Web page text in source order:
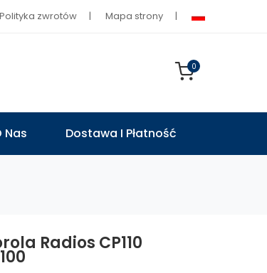
Polityka zwrotów Mapa strony
0
Nas Dostawa I Płatność
Radios CP110